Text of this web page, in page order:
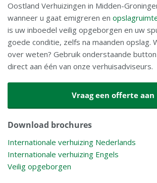
Oostland Verhuizingen in Midden-
wanneer u gaat emigreren en
is uw inboedel veilig opgeborgen en uw
goede conditie, zelfs na maanden opslag.
over weten? Gebruik onderstaande
direct aan één van onze verhuisadviseurs.
Vraag een offerte aan
Download brochures
Internationale verhuizing Nederlands
Internationale verhuizing Engels
Veilig opgeborgen